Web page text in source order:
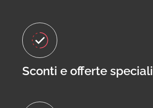
Sconti e offerte speciali